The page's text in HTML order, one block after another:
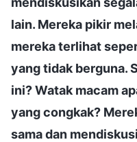
lain. Mereka pikir
mereka terlihat
yang tidak berguna.
ini? Watak macam
yang congkak?
sama dan